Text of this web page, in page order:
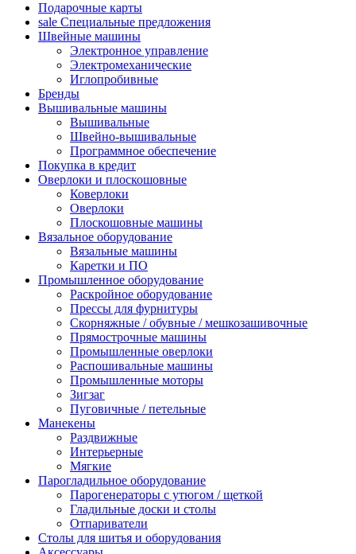
Подарочные карты
sale Специальные предложения
Швейные машины
Электронное управление
Электромеханические
Иглопробивные
Бренды
Вышивальные машины
Вышивальные
Швейно-вышивальные
Программное обеспечение
Покупка в кредит
Оверлоки и плоскошовные
Коверлоки
Оверлоки
Плоскошовные машины
Вязальное оборудование
Вязальные машины
Каретки и ПО
Промышленное оборудование
Раскройное оборудование
Прессы для фурнитуры
Скорняжные / обувные / мешкозашивочные
Прямострочные машины
Промышленные оверлоки
Распошивальные машины
Промышленные моторы
Зигзаг
Пуговичные / петельные
Манекены
Раздвижные
Интерьерные
Мягкие
Парогладильное оборудование
Парогенераторы с утюгом / щеткой
Гладильные доски и столы
Отпариватели
Столы для шитья и оборудования